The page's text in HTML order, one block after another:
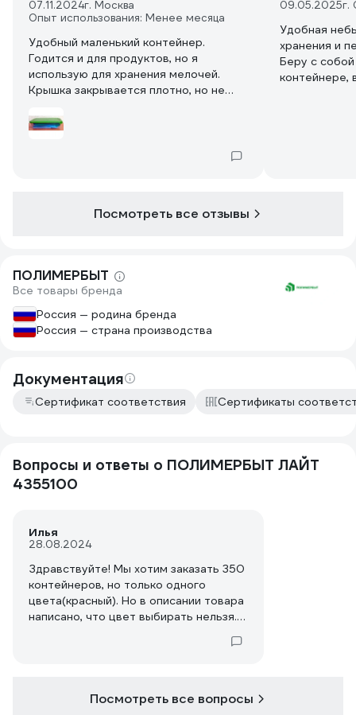
07.11.2024г. Москва
Опыт использования: Менее месяца
Удобный маленький контейнер.
Годится и для продуктов, но я
использую для хранения мелочей.
Крышка закрывается плотно, но не
09.05.2025г.
Удобная
хранения и
Беру с
контейнере,
Посмотреть все отзывы
ПОЛИМЕРБЫТ
Все товары бренда
Россия — родина бренда
Россия — страна производства
Документация
Сертификат соответствия Сертификаты
Вопросы и ответы о ПОЛИМЕРБЫТ ЛАЙТ
4355100
Илья
28.08.2024
Здравствуйте! Мы хотим заказать 350
контейнеров, но только одного
цвета(красный). Но в описании товара
написано, что цвет выбирать нельзя.
заказе, возможно ли получить именно
Посмотреть все вопросы